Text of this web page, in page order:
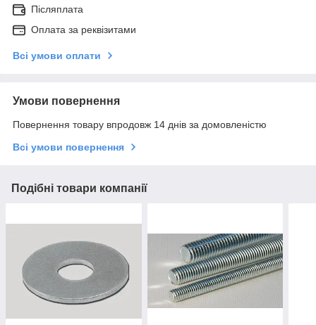
Післяплата
Оплата за реквізитами
Всі умови оплати
Умови повернення
Повернення товару впродовж 14 днів за домовленістю
Всі умови повернення
Подібні товари компанії